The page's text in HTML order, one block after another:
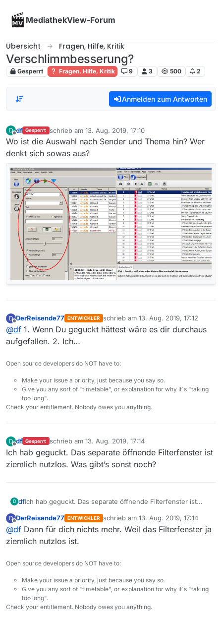
MediathekView-Forum
Übersicht Fragen, Hilfe, Kritik
Verschlimmbesserung?
Gesperrt Fragen, Hilfe, Kritik 9 3 500 2
Anmelden zum Antworten
D
Offline
df Gesperrt schrieb am 13. Aug. 2019, 17:10
zuletzt editiert von
Wo ist die Auswahl nach Sender und Thema hin? Wer
denkt sich sowas aus?
D
Offline
DerReisende77 ENTWICKLER schrieb am 13. Aug. 2019, 17:12
zuletzt editiert von
@df 1. Wenn Du geguckt hättest wäre es dir durchaus
aufgefallen. 2. Ich…
Open source developers do NOT have to:
Make your issue a priority, just because you say so.
Give you any sort of "timetable", or explanation for why it´s "taking
too long".
Check your entitlement. Nobody owes you anything.
D
Offline
df Gesperrt schrieb am 13. Aug. 2019, 17:14
zuletzt editiert von
Ich hab geguckt. Das separate öffnende Filterfenster ist
ziemlich nutzlos. Was gibt’s sonst noch?
D dfIch hab geguckt. Das separate öffnende Filterfenster ist
D
Offline
DerReisende77 ENTWICKLER schrieb am 13. Aug. 2019, 17:14
zuletzt editiert von
@df Dann für dich nichts mehr. Weil das Filterfenster ja
ziemlich nutzlos ist.
Open source developers do NOT have to:
Make your issue a priority, just because you say so.
Give you any sort of "timetable", or explanation for why it´s "taking
too long".
Check your entitlement. Nobody owes you anything.